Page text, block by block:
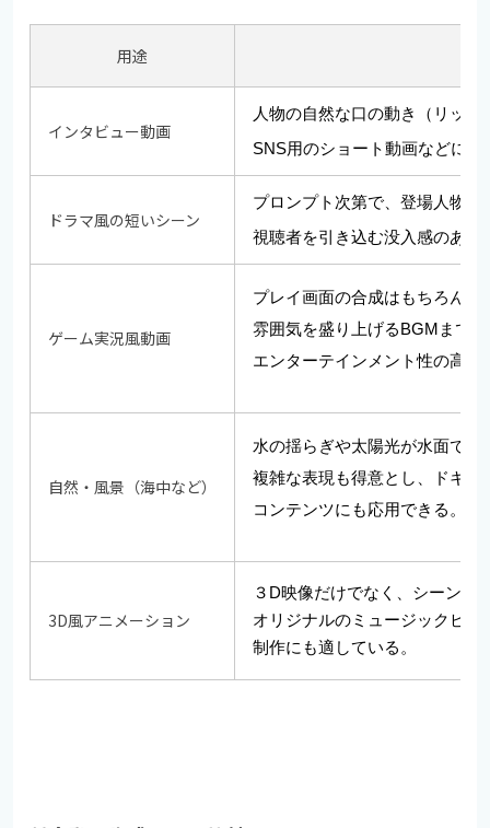
用途
インタビュー動画
人物の自然な口の動き（リッ
SNS用のショート動画などにも
ドラマ風の短いシーン
プロンプト次第で、登場人物
視聴者を引き込む没入感のあ
ゲーム実況風動画
プレイ画面の合成はもちろん
雰囲気を盛り上げるBGMまで
エンターテインメント性の高い
自然・風景（海中など）
水の揺らぎや太陽光が水面で
複雑な表現も得意とし、ドキ
コンテンツにも応用できる。
3D風アニメーション
３D映像だけでなく、シーンの
オリジナルのミュージックビ
制作にも適している。